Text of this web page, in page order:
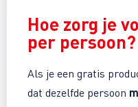
Hoe zorg je
per persoon?
Als je een gratis
dat dezelfde persoon